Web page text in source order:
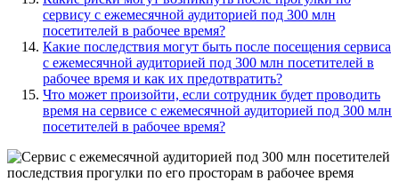
сервису с ежемесячной аудиторией под 300 млн
посетителей в рабочее время?
Какие последствия могут быть после посещения сервиса
с ежемесячной аудиторией под 300 млн посетителей в
рабочее время и как их предотвратить?
Что может произойти, если сотрудник будет проводить
время на сервисе с ежемесячной аудиторией под 300 млн
посетителей в рабочее время?